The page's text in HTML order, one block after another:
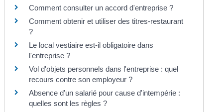
Comment consulter un accord d'entreprise ?
Comment obtenir et utiliser des titres-restaurant
?
Le local vestiaire est-il obligatoire dans
l'entreprise ?
Vol d'objets personnels dans l'entreprise : quel
recours contre son employeur ?
Absence d'un salarié pour cause d'intempérie :
quelles sont les règles ?